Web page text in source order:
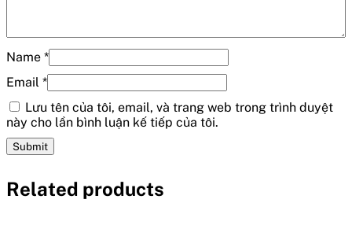
Name *
Email *
Lưu tên của tôi, email, và trang web trong trình duyệt
này cho lần bình luận kế tiếp của tôi.
Related products